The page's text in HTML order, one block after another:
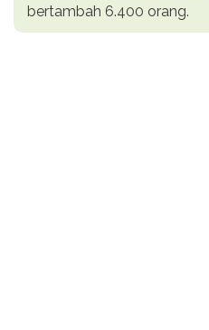
bertambah 6.400 orang.